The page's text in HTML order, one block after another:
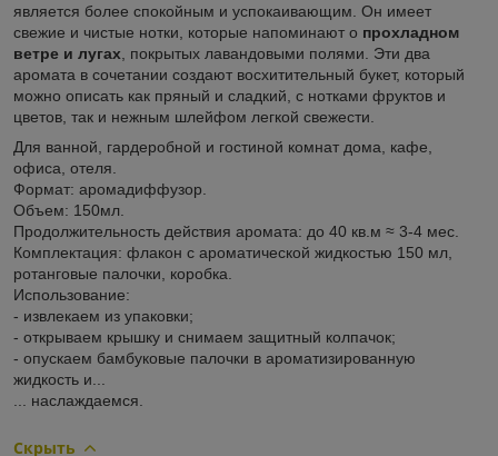
является более спокойным и успокаивающим. Он имеет
свежие и чистые нотки, которые напоминают о прохладном
ветре и лугах , покрытых лавандовыми полями. Эти два
аромата в сочетании создают восхитительный букет, который
можно описать как пряный и сладкий, с нотками фруктов и
цветов, так и нежным шлейфом легкой свежести.
Для ванной, гардеробной и гостиной комнат дома, кафе,
офиса, отеля.
Формат: аромадиффузор.
Объем: 150мл.
Продолжительность действия аромата: до 40 кв.м ≈ 3-4 мес.
Комплектация: флакон с ароматической жидкостью 150 мл,
ротанговые палочки, коробка.
Использование:
- извлекаем из упаковки;
- открываем крышку и снимаем защитный колпачок;
- опускаем бамбуковые палочки в ароматизированную
жидкость и...
... наслаждаемся.
Скрыть